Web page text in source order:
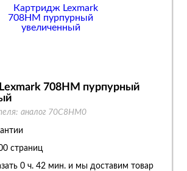
708HM пурпурный
аналог 70C8HM0
страниц
0 ч. 42 мин. и мы доставим товар